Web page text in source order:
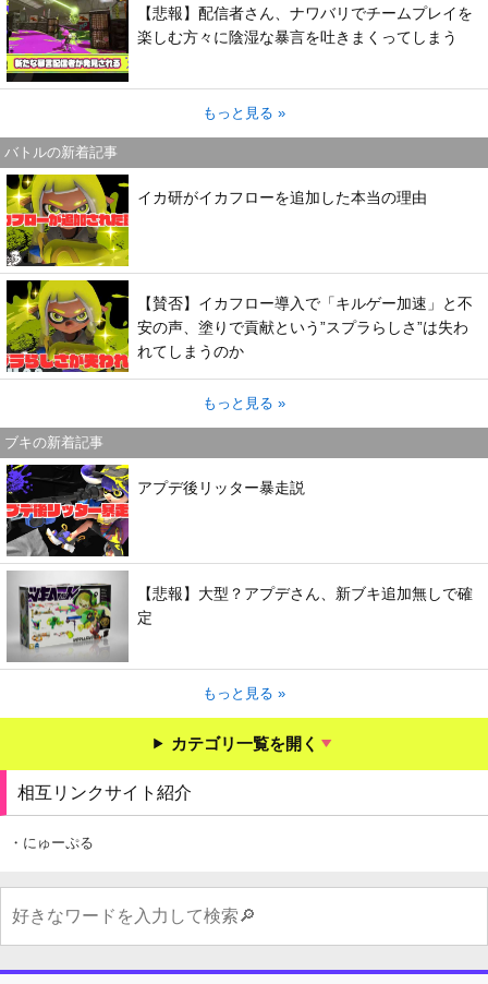
【悲報】配信者さん、ナワバリでチームプレイを
楽しむ方々に陰湿な暴言を吐きまくってしまう
もっと見る »
バトルの新着記事
イカ研がイカフローを追加した本当の理由
【賛否】イカフロー導入で「キルゲー加速」と不
安の声、塗りで貢献という”スプラらしさ”は失わ
れてしまうのか
もっと見る »
ブキの新着記事
アプデ後リッター暴走説
【悲報】大型？アプデさん、新ブキ追加無しで確
定
もっと見る »
カテゴリ一覧を開く
相互リンクサイト紹介
・にゅーぷる